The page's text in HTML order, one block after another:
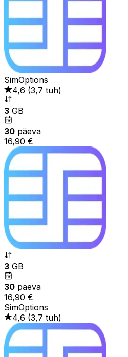
SimOptions
4,6 (3,7 tuh)
3 GB
30 päeva
16,90 €
3 GB
30 päeva
16,90 €
SimOptions
4,6 (3,7 tuh)